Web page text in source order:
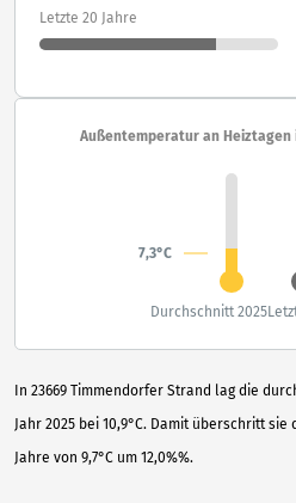
In 23669 Timmendorfer Strand lag die
Jahr 2025 bei 10,9°C. Damit überschritt
Jahre von 9,7°C um 12,0%%.
Letzte 20 Jahre
Außentemperatur an Heiztagen
7,3°C
Durchschnitt 2025